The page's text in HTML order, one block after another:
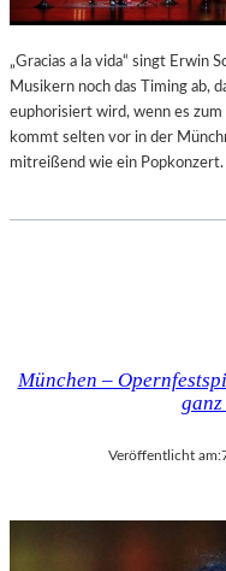
„Gracias a la vida“ singt Erwin
Musikern noch das Timing ab,
euphorisiert wird, wenn es
kommt selten vor in der
mitreißend wie ein
München –
Veröffentlicht am: